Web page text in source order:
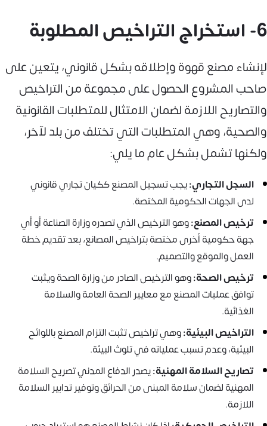
6- استخراج التراخيص المطلوبة
لإنشاء مصنع قهوة وإطلاقه بشكل قانوني، يتعين على
صاحب المشروع الحصول على مجموعة من التراخيص
والتصاريح اللازمة لضمان الامتثال للمتطلبات القانونية
والصحية، وهي المتطلبات التي تختلف من بلد لآخر،
ولكنها تشمل بشكل عام ما يلي:
السجل التجاري:يجب تسجيل المصنع ككيان تجاري قانوني
لدى الجهات الحكومية المختصة.
ترخيص المصنع:وهو الترخيص الذي تصدره وزارة الصناعة أو أي
جهة حكومية أخرى مختصة بتراخيص المصانع، بعد تقديم خطة
العمل والموقع والتصميم.
ترخيص الصحة:وهو الترخيص الصادر من وزارة الصحة ويثبت
توافق عمليات المصنع مع معايير الصحة العامة والسلامة
الغذائية.
التراخيص البيئية:وهي تراخيص تثبت التزام المصنع باللوائح
البيئية، وعدم تسبب عملياته في تلوث البيئة.
تصاريح السلامة المهنية:يصدر الدفاع المدني تصريح السلامة
المهنية لضمان سلامة المبنى من الحرائق وتوفير تدابير السلامة
اللازمة.